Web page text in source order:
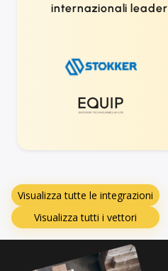
internazionali leader
Visualizza tutte le integrazioni
Visualizza tutti i vettori